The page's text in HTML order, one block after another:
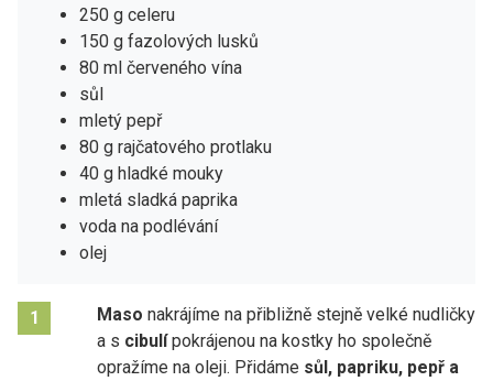
250 g celeru
150 g fazolových lusků
80 ml červeného vína
sůl
mletý pepř
80 g rajčatového protlaku
40 g hladké mouky
mletá sladká paprika
voda na podlévání
olej
1 Maso nakrájíme na přibližně stejně velké nudličky
a s cibulípokrájenou na kostky ho společně
opražíme na oleji. Přidáme sůl, papriku, pepř a